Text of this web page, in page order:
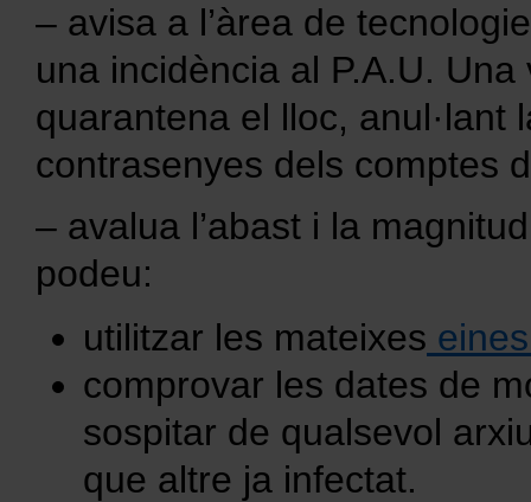
– avisa a l’àrea de
una incidència al P.A.U.
quarantena el lloc, anul·lant
contrasenyes dels comptes
– avalua l’abast i la
podeu:
utilitzar les mateixes
comprovar les dates de
sospitar de qualsevol
que altre ja infectat.